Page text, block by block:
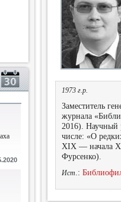
1973 г.р.
Заместитель
журнала
2016). Научный
числе: «О
XIX — начала
Фурсенко).
Ист.: